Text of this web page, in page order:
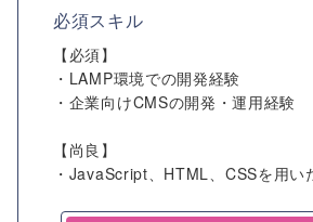
必須スキル
【必須】
・LAMP環境での開発経験
・企業向けCMSの開発・運用経験
【尚良】
・JavaScript、HTML、CSSを用い